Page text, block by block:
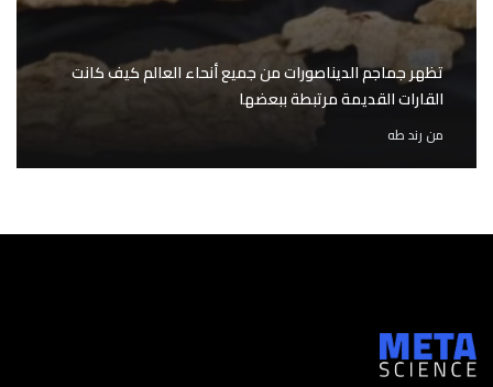
تظهر جماجم الديناصورات من جميع أنحاء العالم كيف كانت
القارات القديمة مرتبطة ببعضها
من رند طه